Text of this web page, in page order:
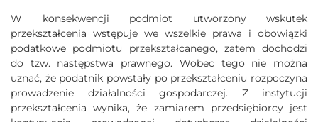
W konsekwencji podmiot utworzony wskutek
przekształcenia wstępuje we wszelkie prawa i obowiązki
podatkowe podmiotu przekształcanego, zatem dochodzi
do tzw. następstwa prawnego. Wobec tego nie można
uznać, że podatnik powstały po przekształceniu rozpoczyna
prowadzenie działalności gospodarczej. Z instytucji
przekształcenia wynika, że zamiarem przedsiębiorcy jest